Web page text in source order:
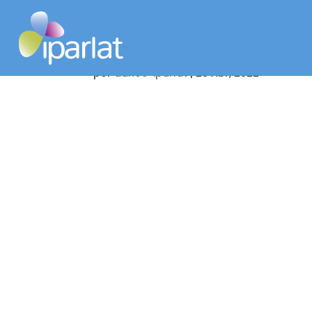
Bebida almendra café
poradhoc-iparlat|28 Abr, 2022